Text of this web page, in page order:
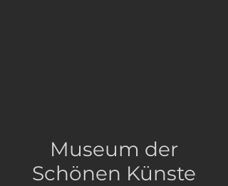
Museum der
Schönen Künste